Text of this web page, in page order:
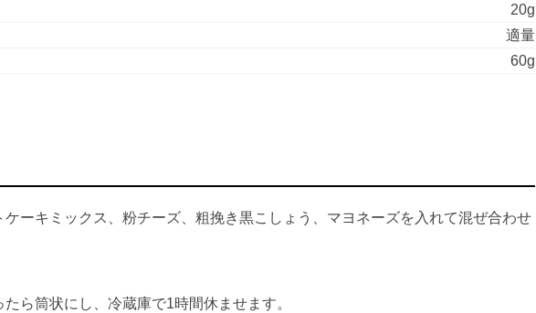
20g
適量
60g
ケーキミックス、粉チーズ、粗挽き黒こしょう、マヨネーズを入れて混ぜ合わせ
ら筒状にし、冷蔵庫で1時間休ませます。